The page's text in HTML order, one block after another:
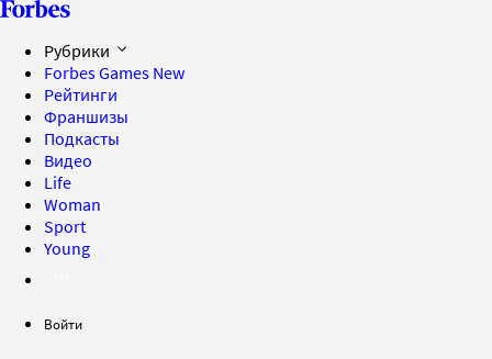
Рубрики
Forbes Games New
Рейтинги
Франшизы
Подкасты
Видео
Life
Woman
Sport
Young
Войти